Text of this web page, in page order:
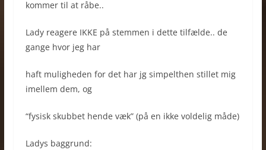
kommer til at råbe..
Lady reagere IKKE på stemmen i dette tilfælde.. de
gange hvor jeg har
haft muligheden for det har jg simpelthen stillet mig
imellem dem, og
“fysisk skubbet hende væk” (på en ikke voldelig måde)
Ladys baggrund: